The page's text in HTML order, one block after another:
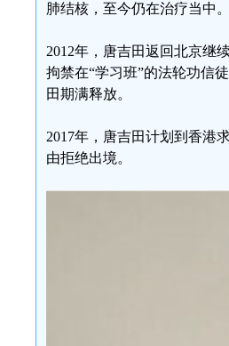
肺结核，至今仍在治疗当中
2012年，唐吉田返回北京继
拘禁在“学习班”的法轮功信
田期满释放。
2017年，唐吉田计划到香港
由拒绝出境。